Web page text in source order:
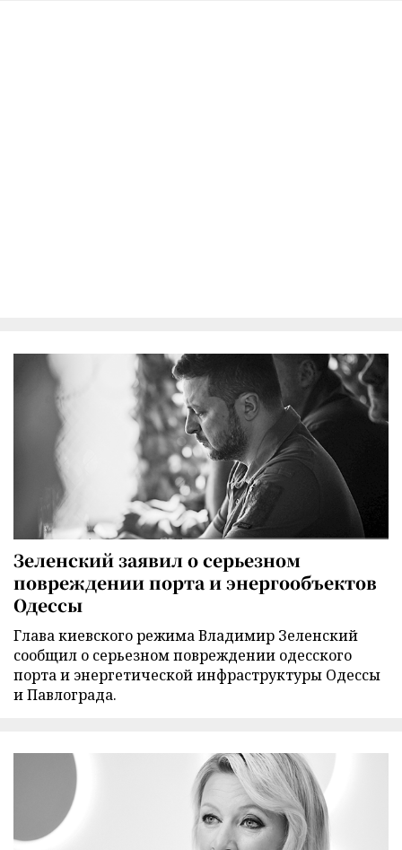
Зеленский заявил о серьезном
повреждении порта и энергообъектов
Одессы
Глава киевского режима Владимир Зеленский
сообщил о серьезном повреждении одесского
порта и энергетической инфраструктуры Одессы
и Павлограда.